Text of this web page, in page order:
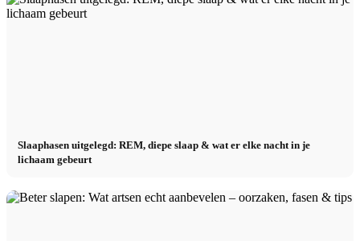
Slaaphasen uitgelegd: REM, diepe slaap & wat er elke nacht in je
lichaam gebeurt